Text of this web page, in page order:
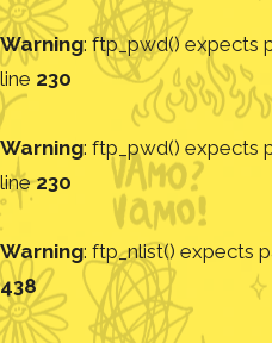
Warning: ftp_pwd() expects
line 230
Warning: ftp_pwd() expects
line230
Warning: ftp_nlist() expects
438